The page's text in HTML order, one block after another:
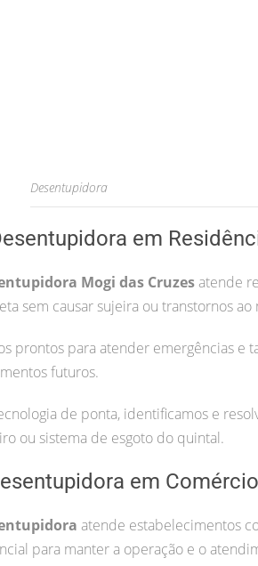
Desentupidora
em
Mogi das Cruzesatende
sem causar sujeira ou transtornos ao
prontos para atender emergências e
futuros.
de ponta, identificamos e
ou sistema de esgoto do quintal.
em
atende estabelecimentos
para manter a operação e o